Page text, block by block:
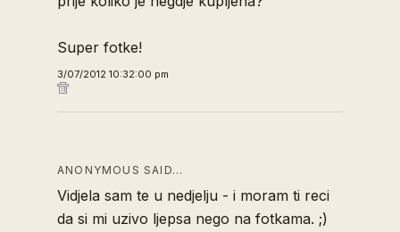
Super fotke!
3/07/2012 10:32:00 pm
ANONYMOUS SAID…
Vidjela sam te u nedjelju - i moram ti reci
da si mi uzivo ljepsa nego na fotkama. ;)